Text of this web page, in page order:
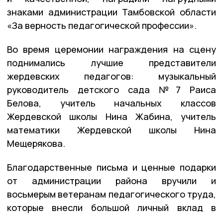
знаками администрации Тамбовской области
«За верность педагогической профессии».
Во время церемонии награждения на сцену
поднимались лучшие представители
жердевских педагогов: музыкальный
руководитель детского сада №7 Раиса
Белова, учитель начальных классов
Жердевской школы Нина Жабина, учитель
математики Жердевской школы Нина
Мещерякова.
Благодарственные письма и ценные подарки
от администрации района вручили и
восьмерым ветеранам педагогического труда,
которые внесли большой личный вклад в